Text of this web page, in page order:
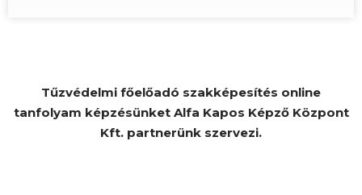
Tűzvédelmi főelőadó szakképesítés online
tanfolyam képzésünket Alfa Kapos Képző Központ
Kft. partnerünk szervezi.